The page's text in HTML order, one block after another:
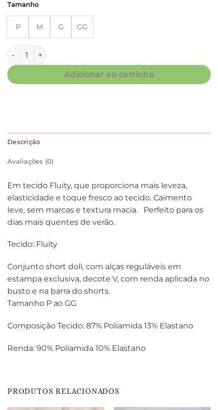
Tamanho
P M G GG
Conjunto Short Doll Alça - Fluity Floral Bordô - Col. Amado
Adicionar ao carrinho
Descrição
Avaliações (0)
Em tecido Fluity, que proporciona mais leveza,
elasticidade e toque fresco ao tecido. Caimento
leve, sem marcas e textura macia. Perfeito para os
dias mais quentes de verão.
Tecido: Fluity
Conjunto short doll, com alças reguláveis em
estampa exclusiva, decote V, com renda aplicada no
busto e na barra do shorts.
Tamanho P ao GG
Composição Tecido: 87% Poliamida 13% Elastano
Renda: 90% Poliamida 10% Elastano
PRODUTOS RELACIONADOS